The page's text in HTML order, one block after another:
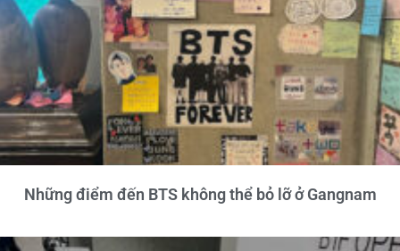
Những điểm đến BTS không thể bỏ lỡ ở Gangnam